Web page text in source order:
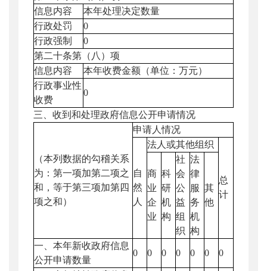
信息内容
本年处理决定数量
行政处罚
0
行政强制
0
第二十条第（八）项
信息内容
本年收费金额（单位：万元）
行政事业性
收费
0
三、收到和处理政府信息公开申请情况
（本列数据的勾稽关系
为：第一项加第二项之
和，等于第三项加第四
项之和）
申请人情况
自
然
人
法人或其他组织
总
计
商
业
企
业
科
研
机
构
社
会
公
益
组
织
法
律
服
务
机
构
其
他
一、本年新收政府信息
公开申请数量
0 0 0 0 0 0 0